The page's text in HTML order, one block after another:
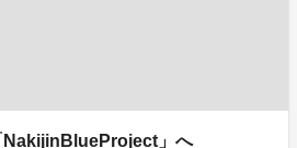
NakijinBlueProject」へ